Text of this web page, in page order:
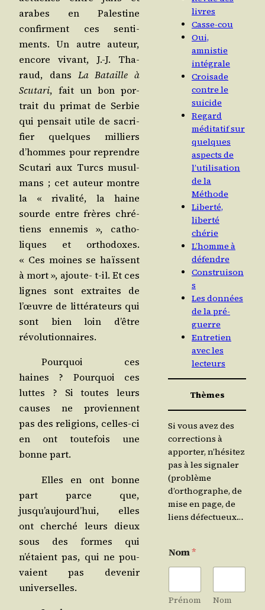
arabes en Pales­tine
confirment ces sen­ti­
ments. Un autre auteur,
encore vivant, J.-J. Tha­
raud, dans La Bataille à
Scu­ta­ri, fait un bon por­
trait du pri­mat de Ser­bie
qui pen­sait utile de sacri­
fier quelques mil­liers
d’hommes pour reprendre
Scu­ta­ri aux Turcs musul­
mans ; cet auteur montre
la « riva­li­té, la haine
sourde entre frères chré­
tiens enne­mis », catho­
liques et ortho­doxes.
« Ces moines se haïssent
à mort », ajoute- t‑il. Et ces
lignes sont extraites de
l’œuvre de lit­té­ra­teurs qui
sont bien loin d’être
révolutionnaires.
Pour­quoi ces
haines ? Pour­quoi ces
luttes ? Si toutes leurs
causes ne pro­viennent
pas des reli­gions, celles-ci
en ont tou­te­fois une
bonne part.
Elles en ont bonne
part parce que,
jusqu’aujourd’hui, elles
ont cher­ché leurs dieux
sous des formes qui
n’étaient pas, qui ne pou­
vaient pas deve­nir
universelles.
livres
Casse-cou
Oui,
amnistie
intégrale
Croisade
contre le
suicide
Regard
méditatif sur
quelques
aspects de
l’utilisation
de la
Méthode
Liberté,
liberté
chérie
L’homme à
défendre
Construison
s
Les données
de la pré-
guerre
Entretien
avec les
lecteurs
Thèmes
Si vous avez des
corrections à
apporter, n’hésitez
pas à les signaler
(problème
d’orthographe, de
mise en page, de
liens défectueux…
Nom*
Prénom Nom